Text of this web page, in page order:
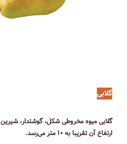
گلابی
گلابی میوه مخروطی شکل، گوشتدار‌،
ارتفاع آن تقریبا به ۱۰ متر می‌رسد.